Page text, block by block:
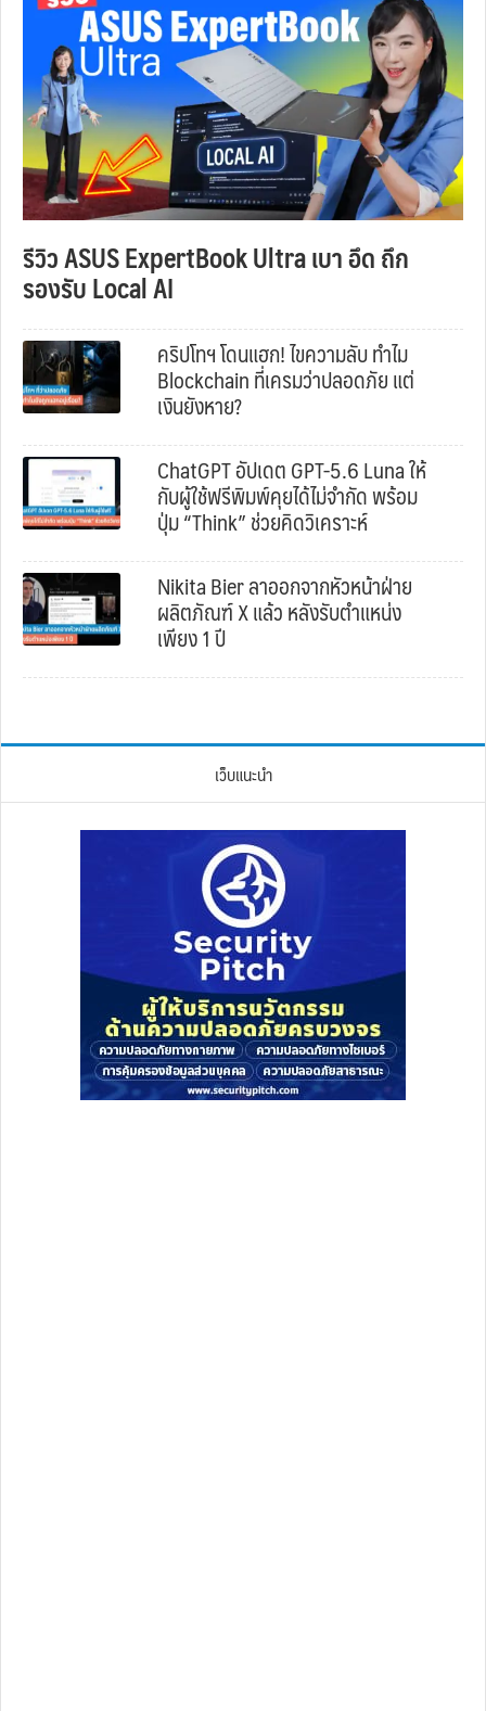
รีวิว ASUS ExpertBook Ultra เบา อึด ถึก
รองรับ Local AI
คริปโทฯ โดนแฮก! ไขความลับ ทำไม
Blockchain ที่เครมว่าปลอดภัย แต่
เงินยังหาย?
ChatGPT อัปเดต GPT-5.6 Luna ให้
กับผู้ใช้ฟรีพิมพ์คุยได้ไม่จำกัด พร้อม
ปุ่ม “Think” ช่วยคิดวิเคราะห์
Nikita Bier ลาออกจากหัวหน้าฝ่าย
ผลิตภัณฑ์ X แล้ว หลังรับตำแหน่ง
เพียง 1 ปี
เว็บแนะนำ